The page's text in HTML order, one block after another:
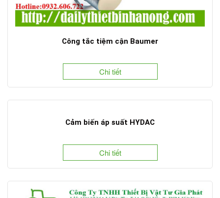
Công tắc tiệm cận Baumer
Chi tiết
Cảm biến áp suất HYDAC
Chi tiết